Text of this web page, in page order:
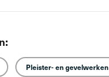
Pleister- en gevelwerken